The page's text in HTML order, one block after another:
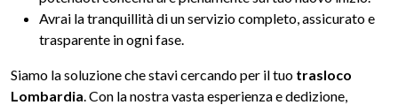
Avrai la tranquillità di un servizio completo, assicurato e
trasparente in ogni fase.
Siamo la soluzione che stavi cercando per il tuo trasloco
Lombardia . Con la nostra vasta esperienza e dedizione,